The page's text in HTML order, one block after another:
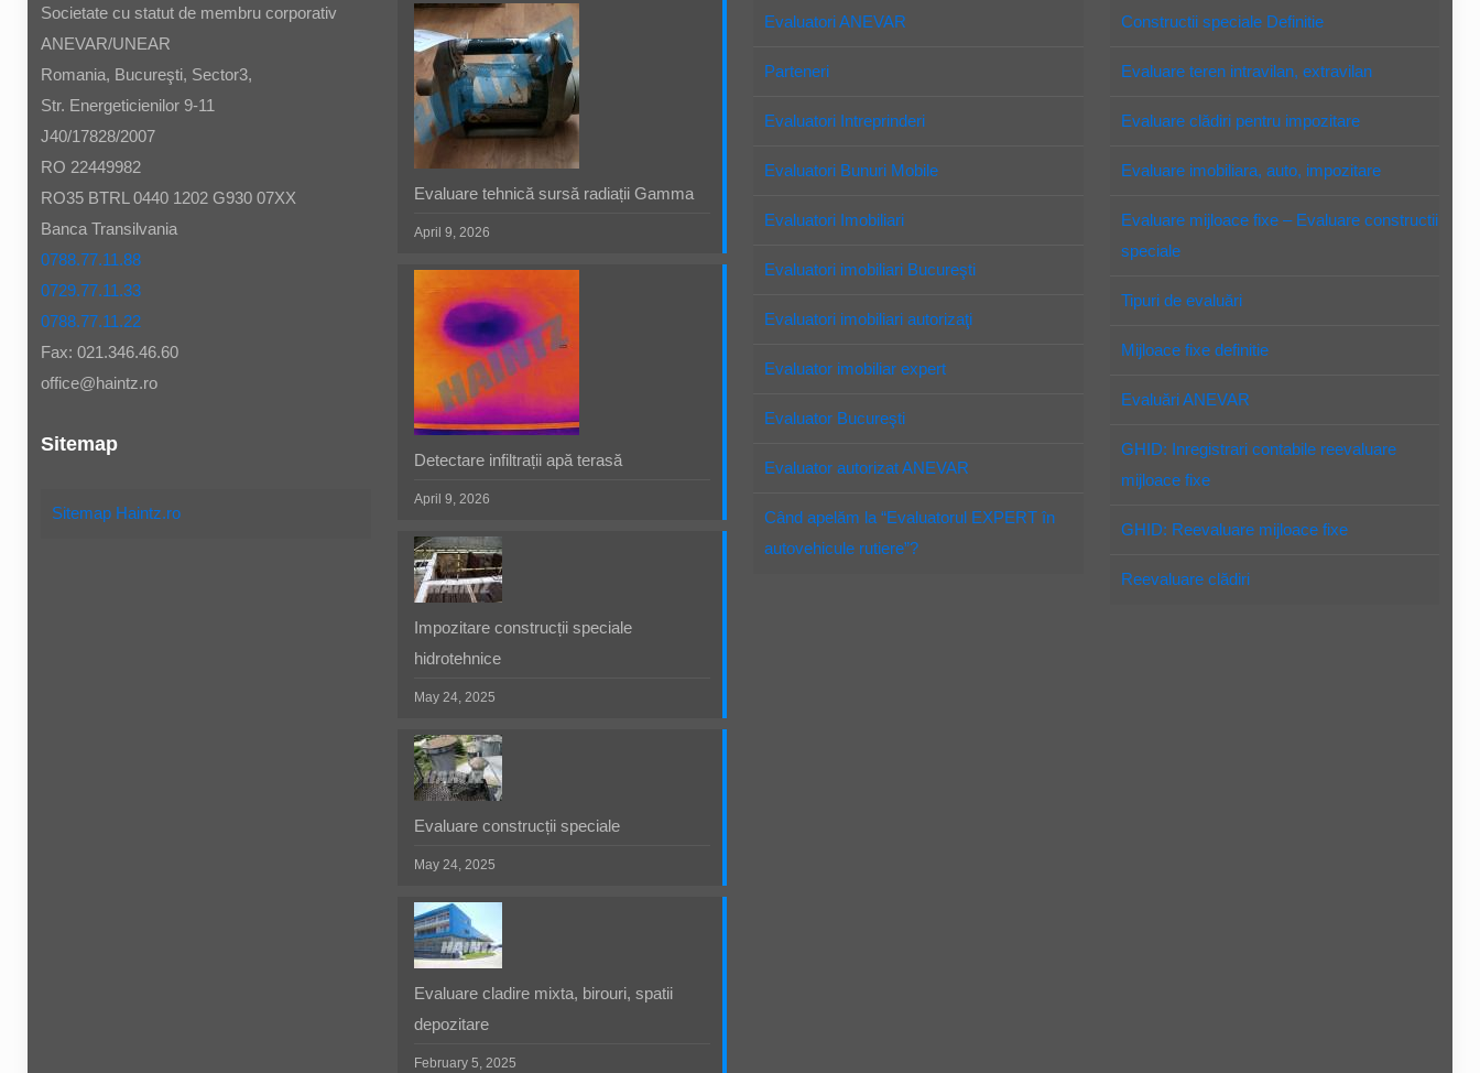
Societate cu statut de membru corporativ
ANEVAR/UNEAR
Romania, Bucureşti, Sector3,
Str. Energeticienilor 9-11
J40/17828/2007
RO 22449982
RO35 BTRL 0440 1202 G930 07XX
Banca Transilvania
0788.77.11.88
0729.77.11.33
0788.77.11.22
Fax: 021.346.46.60
office@haintz.ro
Sitemap
Sitemap Haintz.ro
Evaluare tehnică sursă radiații Gamma
April 9, 2026
Detectare infiltrații apă terasă
April 9, 2026
Impozitare construcții speciale
hidrotehnice
May 24, 2025
Evaluare construcții speciale
May 24, 2025
Evaluare cladire mixta, birouri, spatii
depozitare
February 5, 2025
Evaluatori ANEVAR
Parteneri
Evaluatori Intreprinderi
Evaluatori Bunuri Mobile
Evaluatori Imobiliari
Evaluatori imobiliari Bucureşti
Evaluatori imobiliari autorizaţi
Evaluator imobiliar expert
Evaluator Bucureşti
Evaluator autorizat ANEVAR
Când apelăm la “Evaluatorul EXPERT în
autovehicule rutiere”?
Constructii speciale Definitie
Evaluare teren intravilan, extravilan
Evaluare clădiri pentru impozitare
Evaluare imobiliara, auto, impozitare
Evaluare mijloace fixe – Evaluare constructii
speciale
Tipuri de evaluări
Mijloace fixe definitie
Evaluări ANEVAR
GHID: Inregistrari contabile reevaluare
mijloace fixe
GHID: Reevaluare mijloace fixe
Reevaluare clădiri